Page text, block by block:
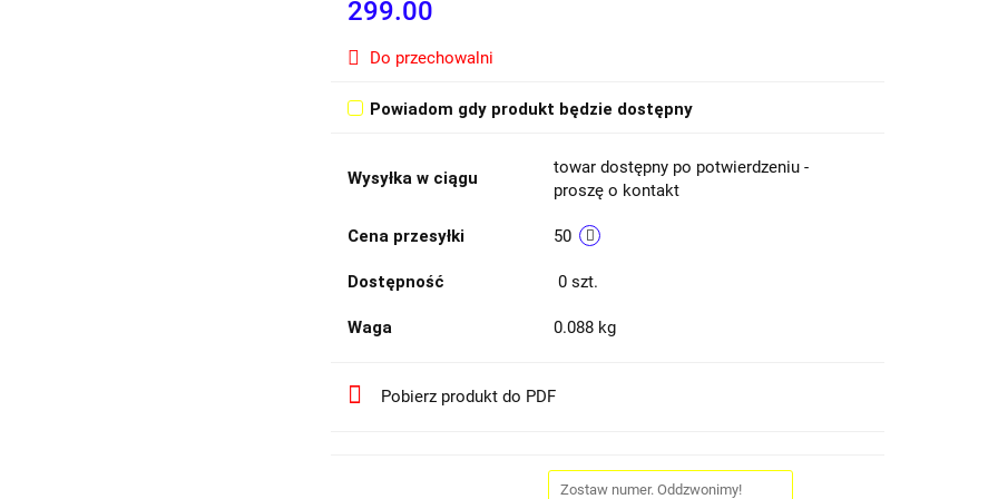
299.00
Do przechowalni
Powiadom gdy produkt będzie dostępny
Wysyłka w ciągu
towar dostępny po potwierdzeniu -
proszę o kontakt
Cena przesyłki 50
Dostępność 0 szt.
Waga 0.088 kg
Pobierz produkt do PDF